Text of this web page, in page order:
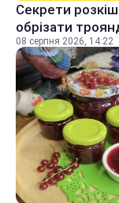
Секрети
обрізати
08 серпня 2026, 14:22